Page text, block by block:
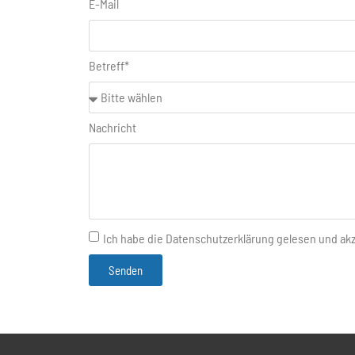
E-Mail
Betreff*
Nachricht
Ich habe die Datenschutzerklärung gelesen und
Senden